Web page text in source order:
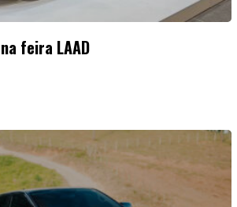
feira LAAD